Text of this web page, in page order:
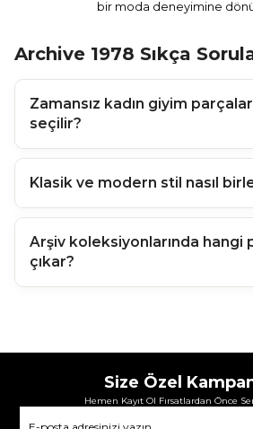
bir moda deneyimine
Archive 1978 Sıkça
Zamansız kadın giyim
seçilir?
Klasik ve modern stil nasıl
Arşiv koleksiyonlarında hangi
çıkar?
Size Özel
Hemen Kayıt Ol Fırsatlardan Önce